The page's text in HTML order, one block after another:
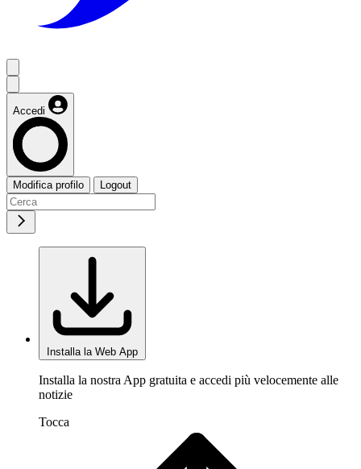
Accedi
Modifica profilo Logout
Installa la Web App
Installa la nostra App gratuita e accedi più velocemente alle
notizie
Tocca